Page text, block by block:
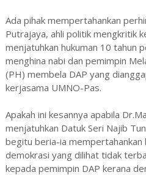
Ada pihak mempertahankan
Putrajaya, ahli politik mengkritik
menjatuhkan hukuman 10 tahun
menghina nabi dan pemimpin
(PH) membela DAP yang
kerjasama UMNO-Pas.
Apakah ini kesannya apabila
menjatuhkan Datuk Seri Najib
begitu beria-ia mempertahankan
demokrasi yang dilihat tidak
kepada pemimpin DAP kerana